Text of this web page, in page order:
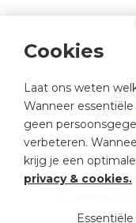
9.5
SITEMAP
Cookies
Laat ons weten
Wanneer
geen
verbeteren.
krijg je een
privacy & cookies.